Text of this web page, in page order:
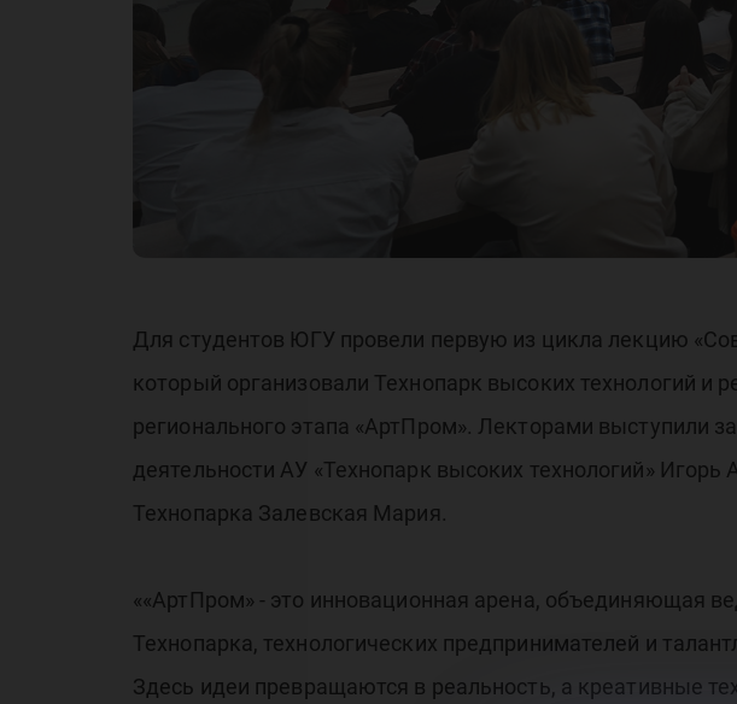
Для студентов ЮГУ провели первую из цикла лекцию
который организовали Технопарк высоких технологий и
регионального этапа «АртПром». Лекторами выступили
деятельности АУ «Технопарк высоких технологий»
Технопарка Залевская Мария.
««АртПром» - это инновационная арена, объединяющая
Технопарка, технологических предпринимателей и
Здесь идеи превращаются в реальность, а креативные